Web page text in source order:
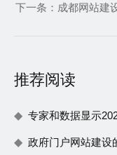
下一条： 成都网站建
推荐阅读
专家和数据显示
政府门户网站建设